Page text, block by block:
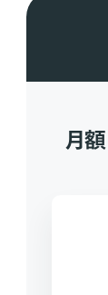
月額